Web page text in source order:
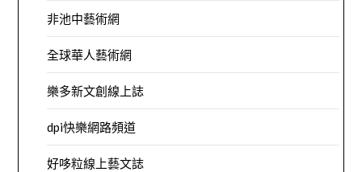
非池中藝術網
全球華人藝術網
樂多新文創線上誌
dpi快樂網路頻道
好哆粒線上藝文誌